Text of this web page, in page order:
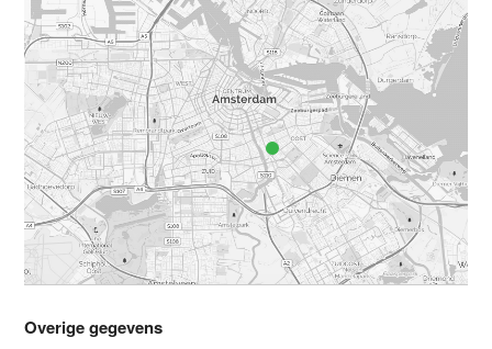
Overige gegevens